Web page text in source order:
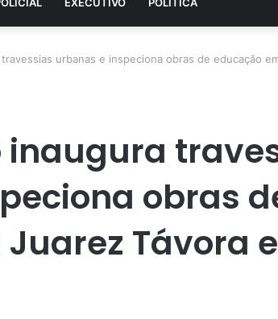
urbanas e inspeciona obras de educação
inaugura
obras
Távora